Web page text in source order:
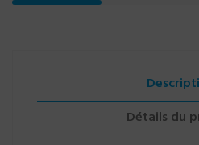
Détails du